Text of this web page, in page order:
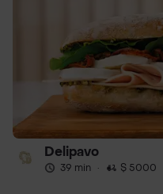
Delipavo
39 min · $ 5000